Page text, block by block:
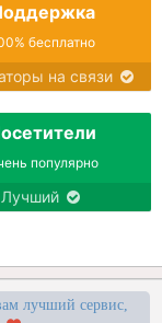
бесплатно
на связи
популярно
Лучший
лучший сервис,